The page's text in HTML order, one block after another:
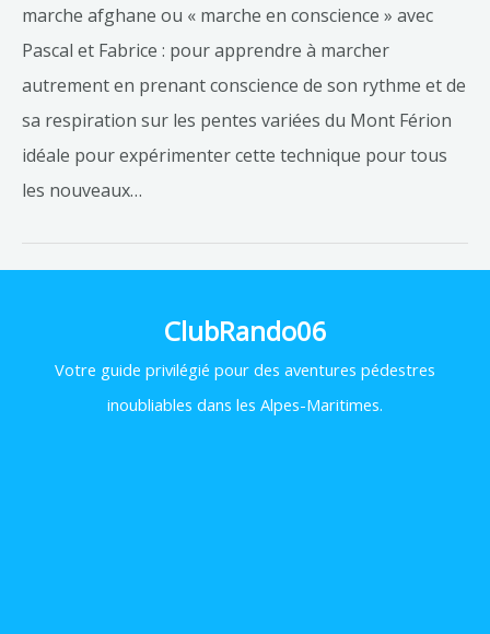
marche afghane ou « marche en conscience » avec
Pascal et Fabrice : pour apprendre à marcher
autrement en prenant conscience de son rythme et de
sa respiration sur les pentes variées du Mont Férion
idéale pour expérimenter cette technique pour tous
les nouveaux…
ClubRando06
Votre guide privilégié pour des aventures pédestres
inoubliables dans les Alpes-Maritimes.